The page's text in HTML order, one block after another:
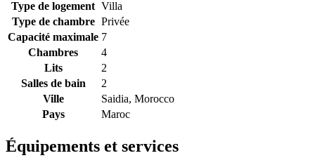
Type de logement Villa
Type de chambre Privée
Capacité maximale 7
Chambres
4
Lits
2
Salles de bain
2
Ville
Saidia, Morocco
Pays
Maroc
Équipements et services